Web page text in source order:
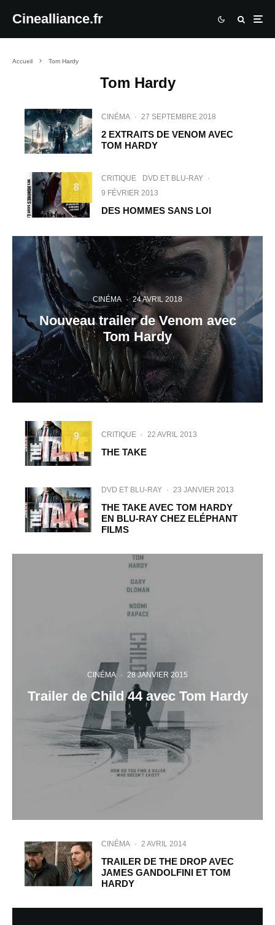
Cinealliance.fr
Accueil Tom Hardy
Tom Hardy
CINÉMA · 27 SEPTEMBRE 2018
2 EXTRAITS DE VENOM AVEC
TOM HARDY
8
CRITIQUE DVD ET BLU-RAY ·
9 FÉVRIER 2013
DES HOMMES SANS LOI
CINÉMA · 24 AVRIL 2018
Nouveau trailer de Venom avec
Tom Hardy
9 CRITIQUE · 22 AVRIL 2013
THE TAKE
DVD ET BLU-RAY · 23 JANVIER 2013
THE TAKE AVEC TOM HARDY
EN BLU-RAY CHEZ ELÉPHANT
FILMS
CINÉMA · 28 JANVIER 2015
Trailer de Child 44 avec Tom Hardy
CINÉMA · 2 AVRIL 2014
TRAILER DE THE DROP AVEC
JAMES GANDOLFINI ET TOM
HARDY